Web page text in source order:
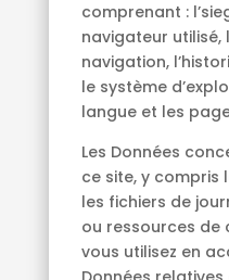
comprenant :
navigateur utilisé,
navigation,
le système
langue et les
Les Données
ce site, y compris
les fichiers de
ou ressources de
vous utilisez en